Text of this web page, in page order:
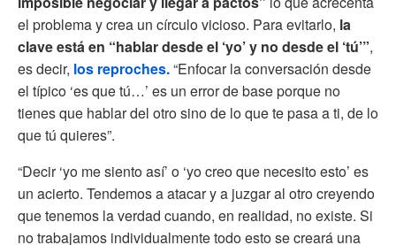
el problema y crea un círculo vicioso. Para evitarlo, la
clave está en “hablar desde el ‘yo’ y no desde el ‘tú’”,
es decir, los reproches.“Enfocar la conversación desde
el típico ‘es que tú…’ es un error de base porque no
tienes que hablar del otro sino de lo que te pasa a ti, de lo
que tú quieres”.
“Decir ‘yo me siento así’ o ‘yo creo que necesito esto’ es
un acierto. Tendemos a atacar y a juzgar al otro creyendo
que tenemos la verdad cuando, en realidad, no existe. Si
no trabajamos individualmente todo esto se creará una